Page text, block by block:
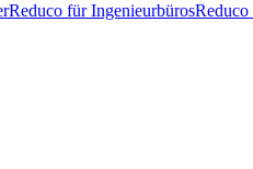
Reduco für Ingenieurbüros